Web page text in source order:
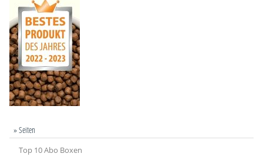
» Seiten
Top 10 Abo Boxen